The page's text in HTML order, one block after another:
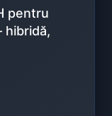
pentru
hibridă,